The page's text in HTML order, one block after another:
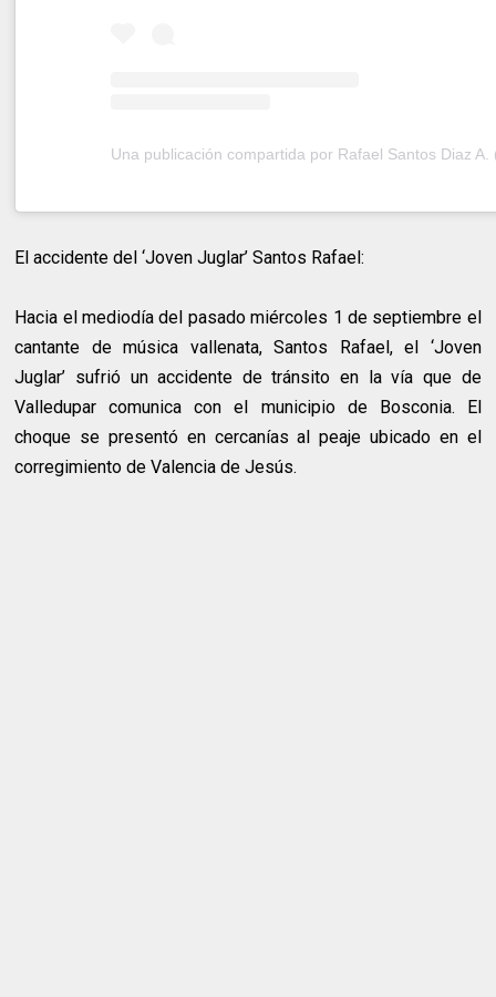
El accidente del ‘Joven Juglar’ Santos Rafael:
Hacia el mediodía del pasado miércoles 1 de septiembre el
cantante de música vallenata, Santos Rafael, el ‘Joven
Juglar’ sufrió un accidente de tránsito en la vía que de
Valledupar comunica con el municipio de Bosconia. El
choque se presentó en cercanías al peaje ubicado en el
corregimiento de Valencia de Jesús.